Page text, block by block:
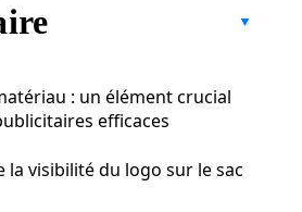
: un élément crucial
efficaces
la visibilité du logo sur le sac